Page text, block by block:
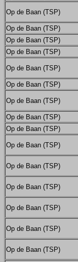
Op de Baan (TSP)
Op de Baan (TSP)
Op de Baan (TSP)
Op de Baan (TSP)
Op de Baan (TSP)
Op de Baan (TSP)
Op de Baan (TSP)
Op de Baan (TSP)
Op de Baan (TSP)
Op de Baan (TSP)
Op de Baan (TSP)
Op de Baan (TSP)
Op de Baan (TSP)
Op de Baan (TSP)
Op de Baan (TSP)